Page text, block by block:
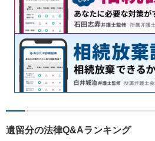
遺留分の法律Q&Aランキング